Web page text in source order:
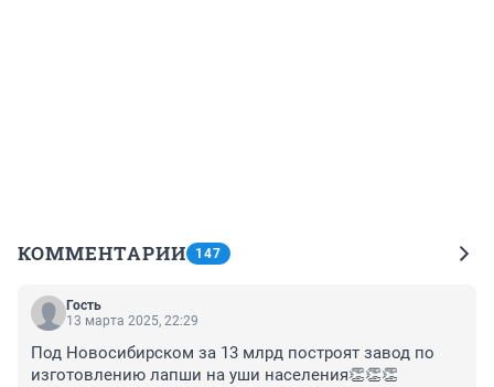
КОММЕНТАРИИ 147
Гость
13 марта 2025, 22:29
Под Новосибирском за 13 млрд построят завод по
изготовлению лапши на уши населения👏👏👏